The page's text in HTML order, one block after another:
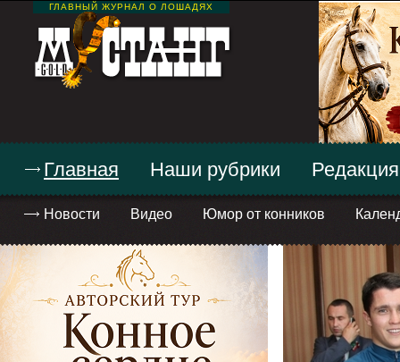
ГЛАВНЫЙ ЖУРНАЛ О ЛОШАДЯХ
Главная
Новости Видео Юмор от конников
Наши рубрики Редакция